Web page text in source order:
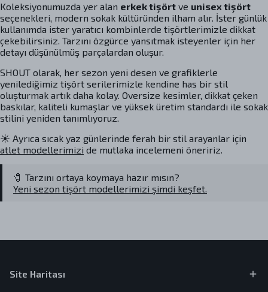
Koleksiyonumuzda yer alan erkek tişört ve unisex tişört
seçenekleri, modern sokak kültüründen ilham alır. İster günlük
kullanımda ister yaratıcı kombinlerde tişörtlerimizle dikkat
çekebilirsiniz. Tarzını özgürce yansıtmak isteyenler için her
detayı düşünülmüş parçalardan oluşur.
SHOUT olarak, her sezon yeni desen ve grafiklerle
yenilediğimiz tişört serilerimizle kendine has bir stil
oluşturmak artık daha kolay. Oversize kesimler, dikkat çeken
baskılar, kaliteli kumaşlar ve yüksek üretim standardı ile sokak
stilini yeniden tanımlıyoruz.
☀️ Ayrıca sıcak yaz günlerinde ferah bir stil arayanlar için
atlet modellerimizi de mutlaka incelemeni öneririz.
🧷 Tarzını ortaya koymaya hazır mısın?
Yeni sezon tişört modellerimizi şimdi keşfet.
Site Haritası